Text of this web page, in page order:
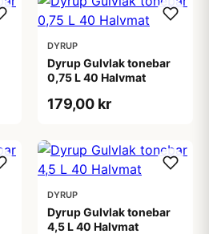
DYRUP
Dyrup Gulvlak tonebar
0,75 L 40 Halvmat
179,00 kr
DYRUP
Dyrup Gulvlak tonebar
4,5 L 40 Halvmat